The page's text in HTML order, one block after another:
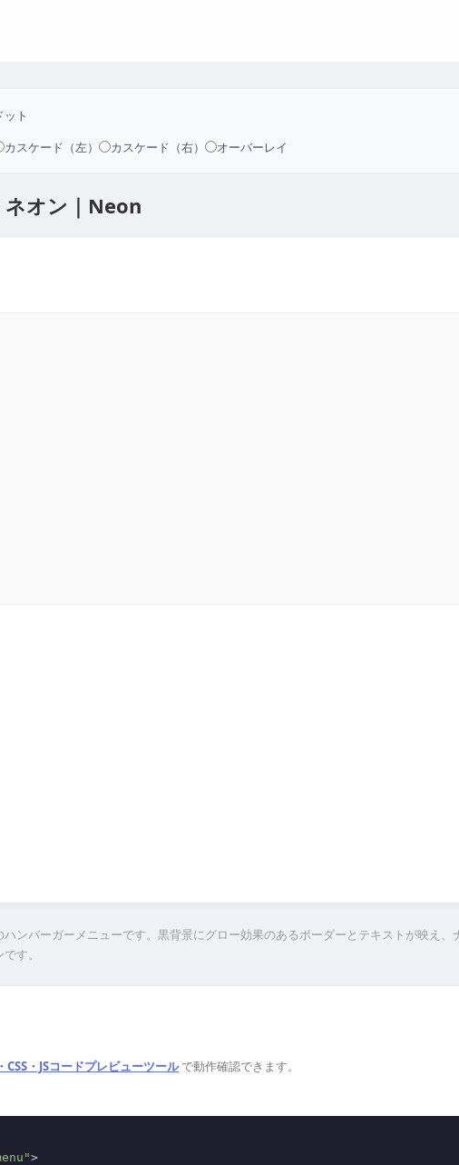
ット
カスケード（左） カスケード（右） オーバーレイ
オン｜Neon
ンバーガーメニューです。黒背景にグロー効果のあるボーダーとテキストが映え
す。
CSS・JSコードプレビューツールで動作確認できます。
>